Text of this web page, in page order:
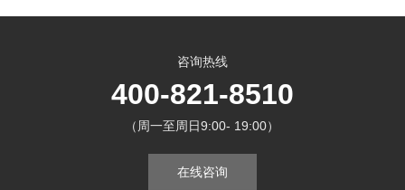
咨询热线
400-821-8510
（周一至周日9:00- 19:00）
在线咨询